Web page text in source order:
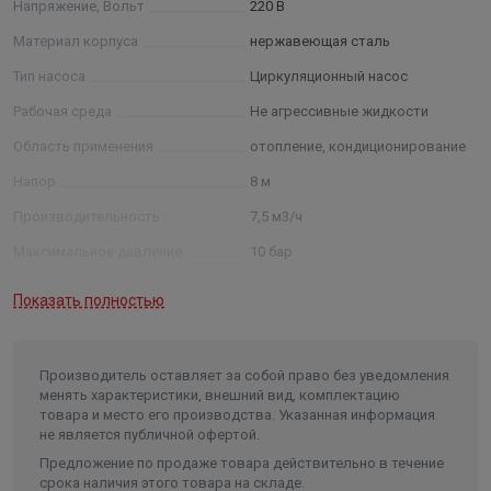
Для полного использования прибора, установлено три
вида скорости, которые регулируются пользователем
вручную. С помощью обычного переключателя можно
задать ту частоту вращения, которая Вам необходима в
зависимости от потребления сети.
Преимущества модели:
Напряжение, Вольт 220 В
Материал корпуса нержавеющая сталь
Тип насоса Циркуляционный насос
Рабочая среда Не агрессивные жидкости
Область применения отопление, кондиционирование
Напор 8 м
7,5 м3/ч
10 бар
жидкости
110 °C
Минимальная температура
жидкости
- 25 °C
Температура окружающей среды до 40 °C
Показать полностью
Производитель оставляет за собой право без уведомления
менять характеристики, внешний вид, комплектацию
товара и место его производства. Указанная информация
не является публичной офертой.
Предложение по продаже товара действительно в течение
срока наличия этого товара на складе.